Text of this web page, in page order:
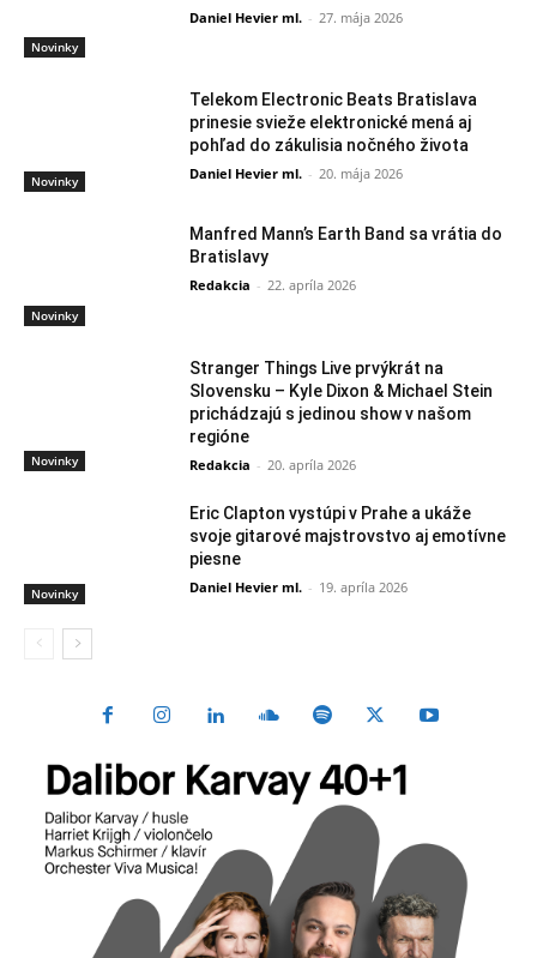
Novinky
Daniel Hevier ml. - 27. mája 2026
Novinky
Telekom Electronic Beats Bratislava
prinesie svieže elektronické mená aj
pohľad do zákulisia nočného života
Daniel Hevier ml. - 20. mája 2026
Novinky
Manfred Mann’s Earth Band sa vrátia do
Bratislavy
Redakcia - 22. apríla 2026
Novinky
Stranger Things Live prvýkrát na
Slovensku – Kyle Dixon & Michael Stein
prichádzajú s jedinou show v našom
regióne
Redakcia - 20. apríla 2026
Novinky
Eric Clapton vystúpi v Prahe a ukáže
svoje gitarové majstrovstvo aj emotívne
piesne
Daniel Hevier ml. - 19. apríla 2026